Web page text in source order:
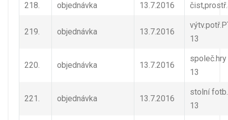
218. objednávka 13.7.2016
219. objednávka 13.7.2016
13
220. objednávka 13.7.2016
13
221. objednávka 13.7.2016
stolní
13